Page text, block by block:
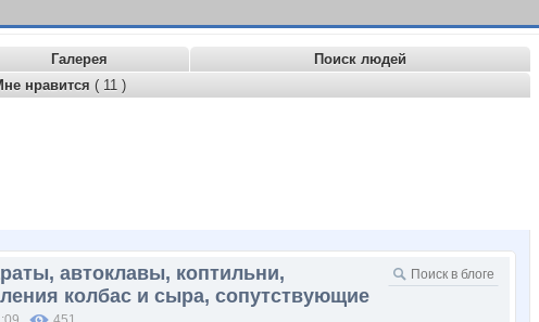
Галерея
Поиск людей
нравится ( 11 )
автоклавы, коптильни,
колбас и сыра, сопутствующие